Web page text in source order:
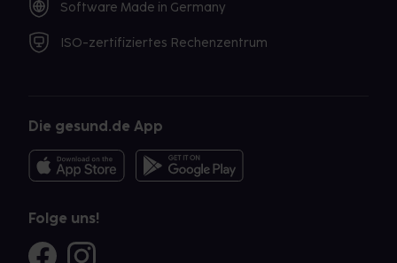
Software Made in Germany
ISO-zertifiziertes Rechenzentrum
Die gesund.de App
Folge uns!